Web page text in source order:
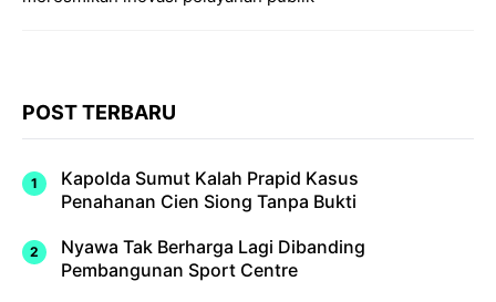
POST TERBARU
Kapolda Sumut Kalah Prapid Kasus
Penahanan Cien Siong Tanpa Bukti
Nyawa Tak Berharga Lagi Dibanding
Pembangunan Sport Centre